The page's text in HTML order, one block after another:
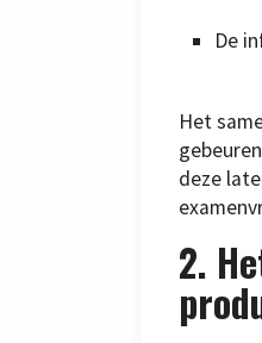
De
Het
deze
2.